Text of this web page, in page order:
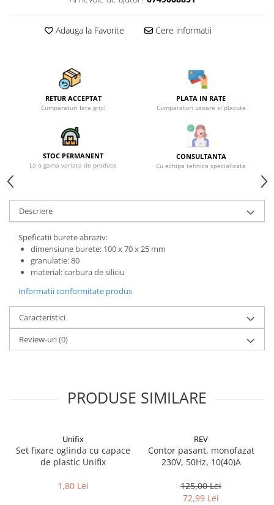
Adauga la Favorite Cere informatii
RETUR ACCEPTAT
Cumparaturi fara griji!
PLATA IN RATE
Cumparaturi usoare si placute
STOC PERMANENT
La o gama variata de produse
CONSULTANTA
Cu echipa tehnica specializata
Descriere
Speficatii burete abraziv:
dimensiune burete: 100 x 70 x 25 mm
granulatie: 80
material: carbura de siliciu
Informatii conformitate produs
Caracteristici
Review-uri(0)
PRODUSE SIMILARE
Unifix
Set fixare oglinda cu capace
de plastic Unifix
1,80 Lei
REV
Contor pasant, monofazat
230V, 50Hz, 10(40)A
125,00 Lei
72,99 Lei